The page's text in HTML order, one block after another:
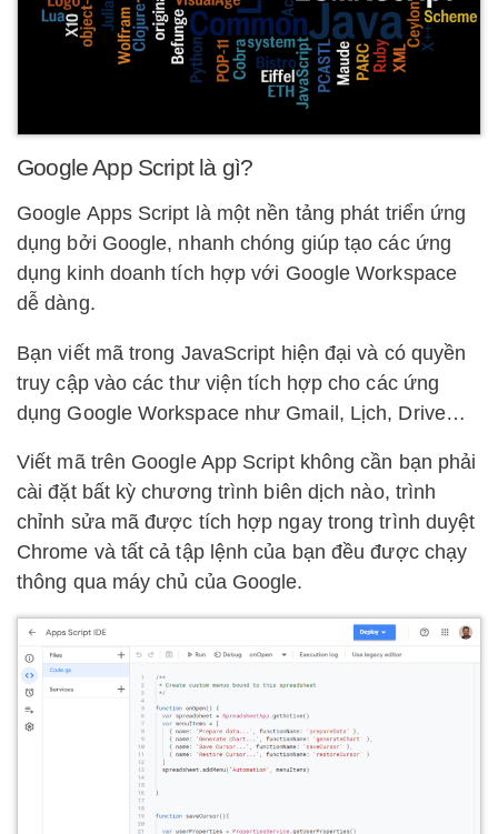
Google App Script là gì?
Google Apps Script là một nền tảng phát triển ứng
dụng bởi Google, nhanh chóng giúp tạo các ứng
dụng kinh doanh tích hợp với Google Workspace
dễ dàng.
Bạn viết mã trong JavaScript hiện đại và có quyền
truy cập vào các thư viện tích hợp cho các ứng
dụng Google Workspace như Gmail, Lịch, Drive…
Viết mã trên Google App Script không cần bạn phải
cài đặt bất kỳ chương trình biên dịch nào, trình
chỉnh sửa mã được tích hợp ngay trong trình duyệt
Chrome và tất cả tập lệnh của bạn đều được chạy
thông qua máy chủ của Google.